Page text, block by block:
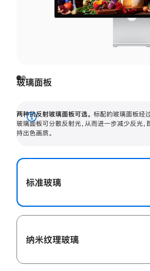
玻璃面板
两种抗反射玻璃面板可选。 标配的玻璃面板经
玻璃面板可分散反射光，从而进一步减少反光
持出色画质。
展
开
标准玻璃
纳米纹理玻璃